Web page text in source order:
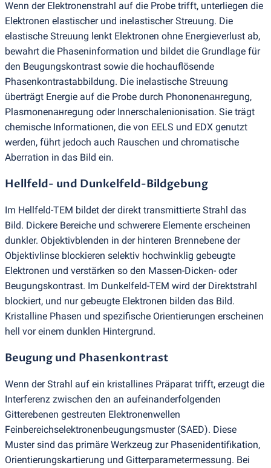
Wenn der Elektronenstrahl auf die Probe trifft, unterliegen die
Elektronen elastischer und inelastischer Streuung. Die
elastische Streuung lenkt Elektronen ohne Energieverlust ab,
bewahrt die Phaseninformation und bildet die Grundlage für
den Beugungskontrast sowie die hochauflösende
Phasenkontrastabbildung. Die inelastische Streuung
überträgt Energie auf die Probe durch Phononenанregung,
Plasmonenанregung oder Innerschalenionisation. Sie trägt
chemische Informationen, die von EELS und EDX genutzt
werden, führt jedoch auch Rauschen und chromatische
Aberration in das Bild ein.
Hellfeld- und Dunkelfeld-Bildgebung
Im Hellfeld-TEM bildet der direkt transmittierte Strahl das
Bild. Dickere Bereiche und schwerere Elemente erscheinen
dunkler. Objektivblenden in der hinteren Brennebene der
Objektivlinse blockieren selektiv hochwinklig gebeugte
Elektronen und verstärken so den Massen-Dicken- oder
Beugungskontrast. Im Dunkelfeld-TEM wird der Direktstrahl
blockiert, und nur gebeugte Elektronen bilden das Bild.
Kristalline Phasen und spezifische Orientierungen erscheinen
hell vor einem dunklen Hintergrund.
Beugung und Phasenkontrast
Wenn der Strahl auf ein kristallines Präparat trifft, erzeugt die
Interferenz zwischen den an aufeinanderfolgenden
Gitterebenen gestreuten Elektronenwellen
Feinbereichselektronenbeugungsmuster (SAED). Diese
Muster sind das primäre Werkzeug zur Phasenidentifikation,
Orientierungskartierung und Gitterparametermessung. Bei